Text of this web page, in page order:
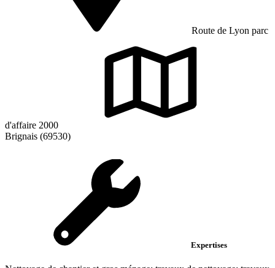
Route de Lyon parc
d'affaire 2000
Brignais (69530)
Expertises